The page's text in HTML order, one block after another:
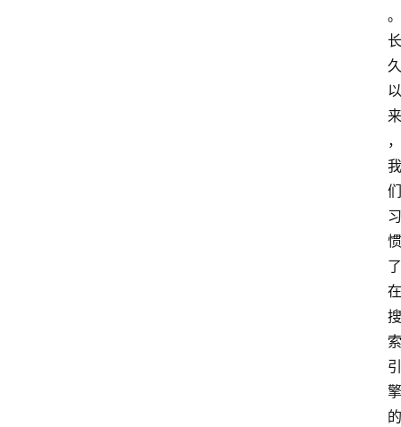
。
长
久
以
来
，
我
们
习
惯
了
在
搜
索
引
擎
的